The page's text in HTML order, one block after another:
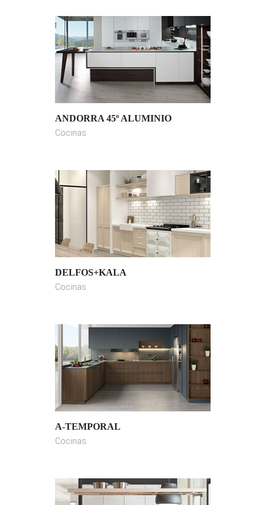
ANDORRA 45º ALUMINIO
Cocinas
DELFOS+KALA
Cocinas
A-TEMPORAL
Cocinas